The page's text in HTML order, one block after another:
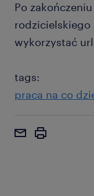
Po
wykorzystać
tags:
praca na co